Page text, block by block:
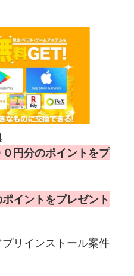
円分のポイントをプ
イントをプレゼント
リインストール案件